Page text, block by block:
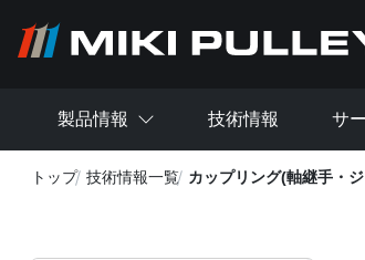
製品情報 技術情報 サ
トップ 技術情報一覧 カップリング(軸継手・